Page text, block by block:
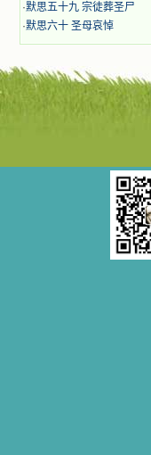
·默思五十九 宗徒葬圣尸
·默思六十 圣母哀悼